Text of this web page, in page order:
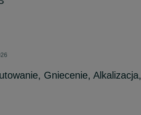
Gniecenie, Alkalizacja,